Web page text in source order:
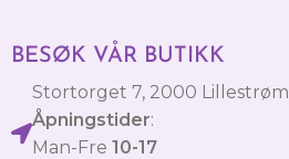
BESØK VÅR BUTIKK
Stortorget 7, 2000 Lillestrøm
Åpningstider:
Man-Fre 10-17